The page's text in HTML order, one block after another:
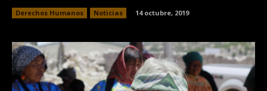
Derechos Humanos Noticias 14 octubre, 2019